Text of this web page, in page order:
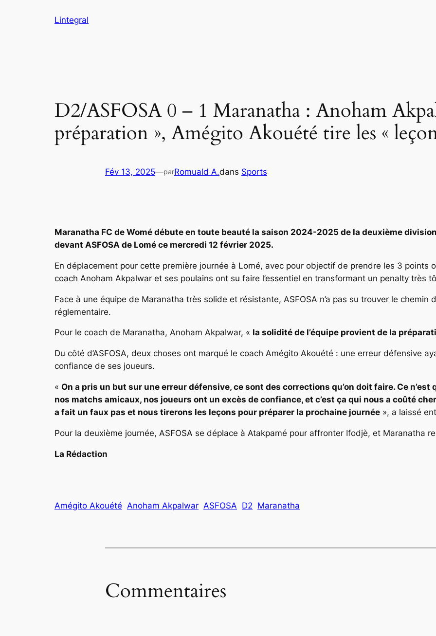
Lintegral
D2/ASFOSA 0 – 1 Maranatha : Anoham
préparation », Amégito Akouété tire les «
Fév 13, 2025—parRomuald A.dans Sports
Maranatha FC de Womé débute en toute beauté la saison 2024-2025 de la deuxième
devant ASFOSA de Lomé ce mercredi 12 février 2025.
En déplacement pour cette première journée à Lomé, avec pour objectif de prendre les 3 points
coach Anoham Akpalwar et ses poulains ont su faire l’essentiel en transformant un penalty très
Face à une équipe de Maranatha très solide et résistante, ASFOSA n’a pas su trouver le chemin
réglementaire.
Pour le coach de Maranatha, Anoham Akpalwar, « la solidité de l’équipe provient de la
Du côté d’ASFOSA, deux choses ont marqué le coach Amégito Akouété : une erreur défensive
confiance de ses joueurs.
« On a pris un but sur une erreur défensive, ce sont des corrections qu’on doit faire. Ce
nos matchs amicaux, nos joueurs ont un excès de confiance, et c’est ça qui nous a coûté
a fait un faux pas et nous tirerons les leçons pour préparer la prochaine journée », a laissé
Pour la deuxième journée, ASFOSA se déplace à Atakpamé pour affronter Ifodjè, et Maranatha
La Rédaction
Amégito Akouété Anoham Akpalwar ASFOSA D2 Maranatha
Commentaires